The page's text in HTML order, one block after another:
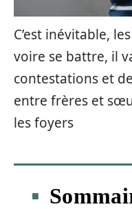
C’est inévitable,
voire se battre, il
contestations et
entre frères et
les foyers